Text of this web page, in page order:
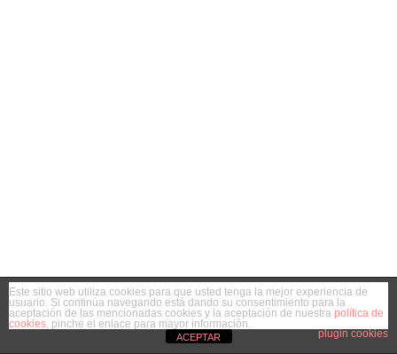
Este sitio web utiliza cookies para que usted tenga la mejor experiencia de
usuario. Si continúa navegando está dando su consentimiento para la
aceptación de las mencionadas cookies y la aceptación de nuestra política de
cookies, pinche el enlace para mayor información.
plugin cookies
ACEPTAR